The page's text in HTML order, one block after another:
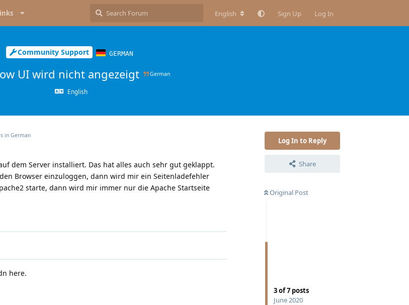
English Sign Up Log In
Community Support GERMAN
UI wird nicht angezeigt German
English
Log In to Reply
Share
Original Post
3of7 posts
June 2020
in German
dem Server installiert. Das hat alles auch sehr gut geklappt.
Browser einzuloggen, dann wird mir ein Seitenladefehler
starte, dann wird mir immer nur die Apache Startseite
here.